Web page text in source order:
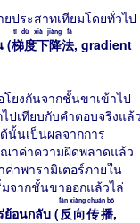
ประสาทเทียมโดยทั่วไป
(梯度下降法
tī dù xià jiàng fǎ
, gradient
โยงกันจากชั้นขาเข้าไป
ปเทียบกับคำตอบจริงแล้
นั้นเป็นผลจากการ
าค่าความผิดพลาดแล้ว
าพารามิเตอร์ภายใน
จากชั้นขาออกแล้วไล่
ย้อนกลับ (反向传播
fǎn xiàng chuán bō
,